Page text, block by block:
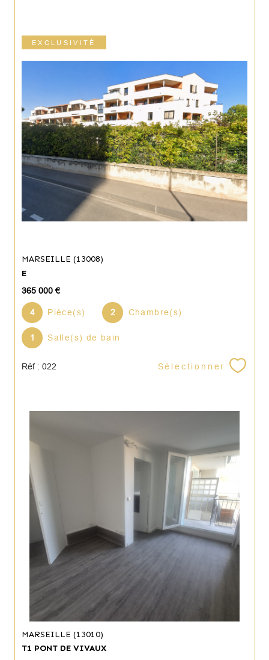
EXCLUSIVITÉ
MARSEILLE (13008)
E
365 000 €
4 Pièce(s) 2 Chambre(s)
1 Salle(s) de bain
Réf : 022 Sélectionner
MARSEILLE (13010)
T1 PONT DE VIVAUX